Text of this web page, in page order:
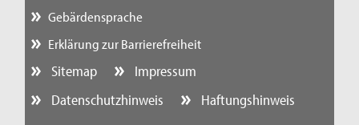
Gebärdensprache
Erklärung zur Barrierefreiheit
Sitemap
Impressum
Datenschutzhinweis
Haftungshinweis